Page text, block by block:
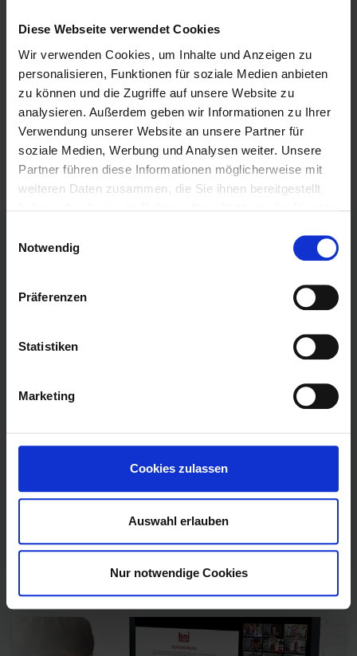
Diese Webseite verwendet Cookies
Wir verwenden Cookies, um Inhalte und Anzeigen zu
personalisieren, Funktionen für soziale Medien anbieten
zu können und die Zugriffe auf unsere Website zu
analysieren. Außerdem geben wir Informationen zu Ihrer
Verwendung unserer Website an unsere Partner für
soziale Medien, Werbung und Analysen weiter. Unsere
Partner führen diese Informationen möglicherweise mit
weiteren Daten zusammen, die Sie ihnen bereitgestellt
Notwendig
Präferenzen
Statistiken
Marketing
Cookies zulassen
Auswahl erlauben
Nur notwendige Cookies
Der beste Weg, mehr über BNI und die Arbeitsweise zu
erfahren ist der Besuch eines lokalen
Frühstücksmeetings
Lernen Sie die Unternehmer eines Chapters persönlich
kennen und heben Sie Ihre Netzwerkaktivitäten auf die
nächste Stufe.
Erfahren Sie mehr über die Vorteile, die Sie durch eine
Mitgliedschaft in einem Chapter inIhrer Regionnutzen
können.
Links
Mitglied finden
Chapter im Aufbau
Erfahrungen
Unsere Trainer